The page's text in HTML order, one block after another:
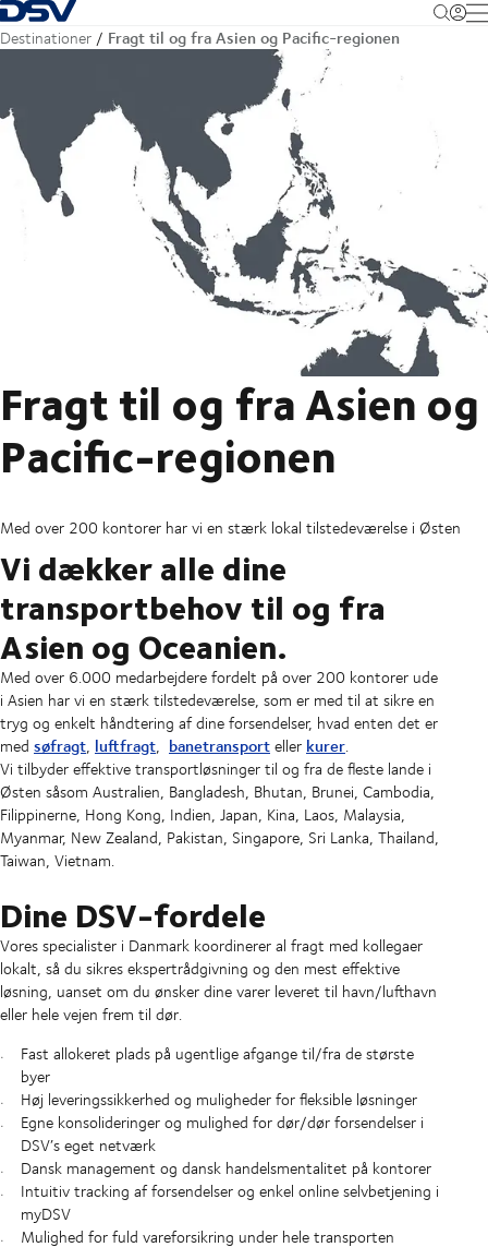
Tilbage til forsiden
Destinationer Fragt til og fra Asien og Pacific-regionen
Fragt til og fra Asien og
Pacific-regionen
Med over 200 kontorer har vi en stærk lokal tilstedeværelse i Østen
Vi dækker alle dine
transportbehov til og fra
Asien og Oceanien.
Med over 6.000 medarbejdere fordelt på over 200 kontorer ude
i Asien har vi en stærk tilstedeværelse, som er med til at sikre en
tryg og enkelt håndtering af dine forsendelser, hvad enten det er
med søfragt, luftfragt, banetransporteller kurer.
Vi tilbyder effektive transportløsninger til og fra de fleste lande i
Østen såsom Australien, Bangladesh, Bhutan, Brunei, Cambodia,
Filippinerne, Hong Kong, Indien, Japan, Kina, Laos, Malaysia,
Myanmar, New Zealand, Pakistan, Singapore, Sri Lanka, Thailand,
Taiwan, Vietnam.
Dine DSV-fordele
Vores specialister i Danmark koordinerer al fragt med kollegaer
lokalt, så du sikres ekspertrådgivning og den mest effektive
løsning, uanset om du ønsker dine varer leveret til havn/lufthavn
eller hele vejen frem til dør.
Fast allokeret plads på ugentlige afgange til/fra de største
byer
Høj leveringssikkerhed og muligheder for fleksible løsninger
Egne konsolideringer og mulighed for dør/dør forsendelser i
DSV’s eget netværk
Dansk management og dansk handelsmentalitet på kontorer
Intuitiv tracking af forsendelser og enkel online selvbetjening i
myDSV
Mulighed for fuld vareforsikring under hele transporten